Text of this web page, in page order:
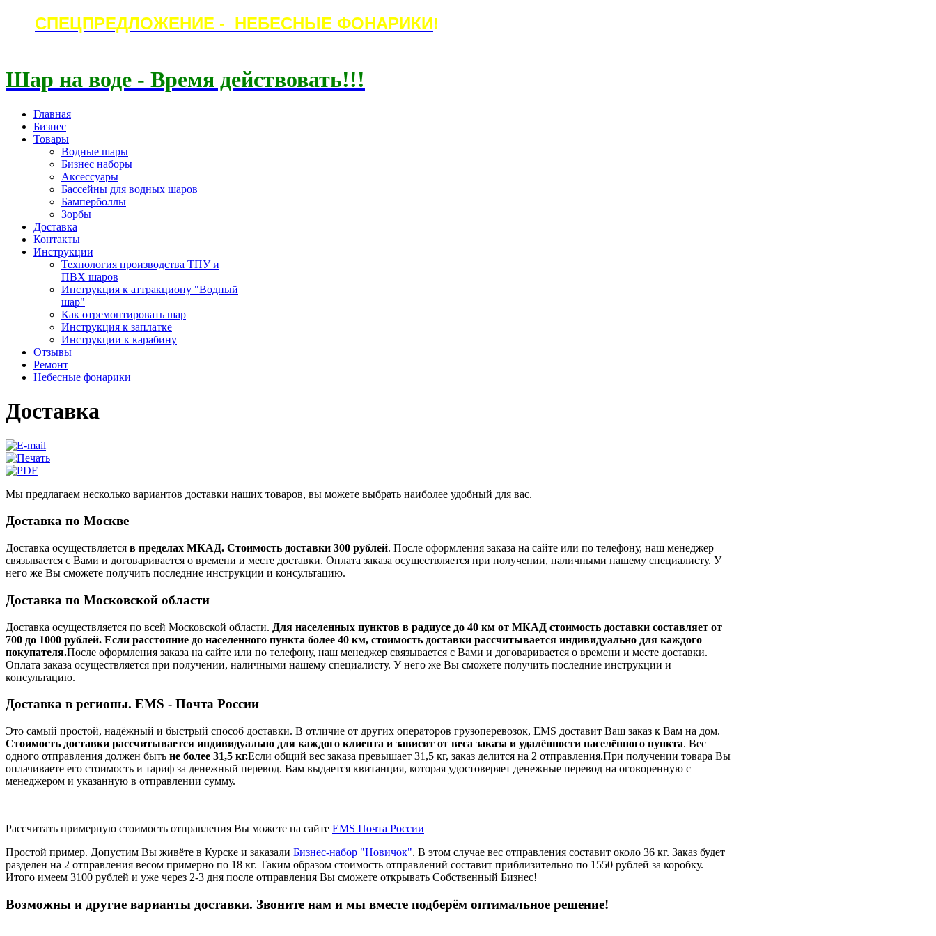
СПЕЦПРЕДЛОЖЕНИЕ - НЕБЕСНЫЕ ФОНАРИКИ!
Шар на воде - Время действовать!!!
Главная
Бизнес
Товары
Водные шары
Бизнес наборы
Аксессуары
Бассейны для водных шаров
Бамперболлы
Зорбы
Доставка
Контакты
Инструкции
Технология производства ТПУ и
ПВХ шаров
Инструкция к аттракциону "Водный
шар"
Как отремонтировать шар
Инструкция к заплатке
Инструкции к карабину
Отзывы
Ремонт
Небесные фонарики
Доставка
Мы предлагаем несколько вариантов доставки наших товаров, вы можете выбрать наиболее удобный для вас.
Доставка по Москве
Доставка осуществляется в пределах МКАД. Стоимость доставки 300 рублей. После оформления заказа на сайте или по телефону, наш менеджер
связывается с Вами и договаривается о времени и месте доставки. Оплата заказа осуществляется при получении, наличными нашему специалисту. У
него же Вы сможете получить последние инструкции и консультацию.
Доставка по Московской области
Доставка осуществляется по всей Московской области. Для населенных пунктов в радиусе до 40 км от МКАД стоимость доставки составляет от
700 до 1000 рублей. Если расстояние до населенного пункта более 40 км, стоимость доставки рассчитывается индивидуально для каждого
покупателя.После оформления заказа на сайте или по телефону, наш менеджер связывается с Вами и договаривается о времени и месте доставки.
Оплата заказа осуществляется при получении, наличными нашему специалисту. У него же Вы сможете получить последние инструкции и
консультацию.
Доставка в регионы. EMS - Почта России
Это самый простой, надёжный и быстрый способ доставки. В отличие от других операторов грузоперевозок, EMS доставит Ваш заказ к Вам на дом.
Стоимость доставки рассчитывается индивидуально для каждого клиента и зависит от веса заказа и удалённости населённого пункта. Вес
одного отправления должен быть не более 31,5 кг.Если общий вес заказа превышает 31,5 кг, заказ делится на 2 отправления.При получении товара Вы
оплачиваете его стоимость и тариф за денежный перевод. Вам выдается квитанция, которая удостоверяет денежные перевод на оговоренную с
менеджером и указанную в отправлении сумму.
Рассчитать примерную стоимость отправления Вы можете на сайте EMS Почта России
Простой пример. Допустим Вы живёте в Курске и заказали Бизнес-набор "Новичок". В этом случае вес отправления составит около 36 кг. Заказ будет
разделен на 2 отправления весом примерно по 18 кг. Таким образом стоимость отправлений составит приблизительно по 1550 рублей за коробку.
Итого имеем 3100 рублей и уже через 2-3 дня после отправления Вы сможете открывать Собственный Бизнес!
Возможны и другие варианты доставки. Звоните нам и мы вместе подберём оптимальное решение!